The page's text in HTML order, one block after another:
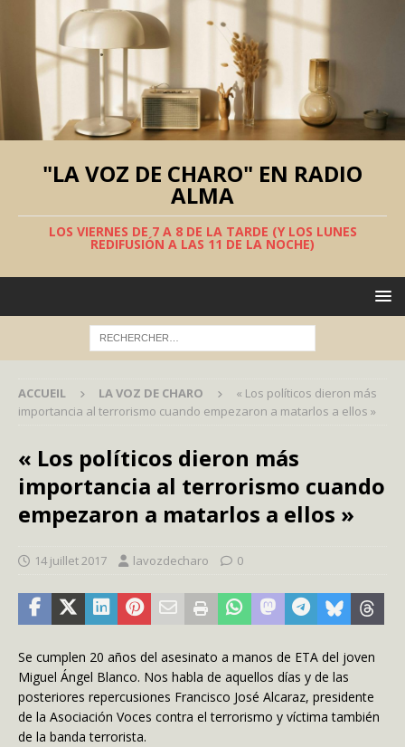
"LA VOZ DE CHARO" EN RADIO
ALMA
LOS VIERNES DE 7 A 8 DE LA TARDE (Y LOS LUNES
REDIFUSIÓN A LAS 11 DE LA NOCHE)
ACCUEIL LA VOZ DE CHARO
« Los políticos dieron más
importancia al terrorismo cuando empezaron a matarlos a ellos »
« Los políticos dieron más
importancia al terrorismo cuando
empezaron a matarlos a ellos »
14 juillet 2017 lavozdecharo 0
Se cumplen 20 años del asesinato a manos de ETA del joven
Miguel Ángel Blanco. Nos habla de aquellos días y de las
posteriores repercusiones Francisco José Alcaraz, presidente
de la Asociación Voces contra el terrorismo y víctima también
de la banda terrorista.